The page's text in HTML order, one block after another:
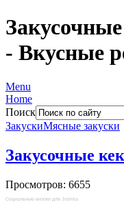
- Вкусные
Menu
Home
Поиск
ЗакускиМясные закуски
Закусочные
Просмотров: 6655
Социальные кнопки для Joomla